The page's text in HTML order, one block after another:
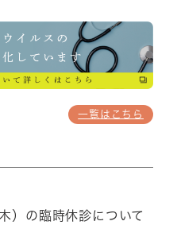
一覧はこちら
）の臨時休診について